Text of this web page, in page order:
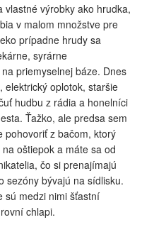
vlastné výrobky ako hrudka,
v malom množstve pre
prípadne hrudy sa
syrárne
priemyselnej báze. Dnes
elektrický oplotok, staršie
hudbu z rádia a honelníci
Ťažko, ale predsa sem
pohovoriť z bačom, ktorý
oštiepok a máte sa od
čo si prenajímajú
sezóny bývajú na sídlisku.
sú medzi nimi šťastní
chlapi.